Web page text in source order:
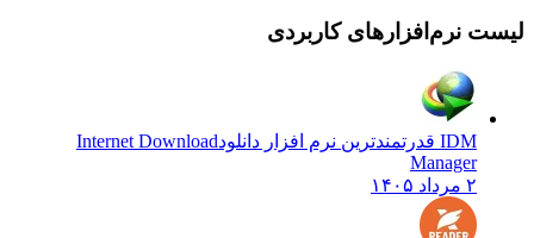
نرم‌افزارهای کاربردی
Internet Download
Manager